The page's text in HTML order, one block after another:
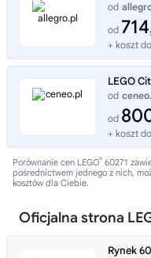
od
od
+ koszt
LEGO
od
od
+ koszt
Porównanie cen LEGO® 60271
pośrednictwem jednego z nich,
kosztów dla Ciebie.
Oficjalna strona
Rynek